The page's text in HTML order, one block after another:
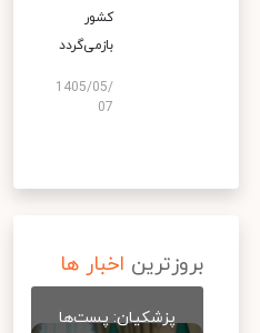
کشور
بازمی‌گردد
1405/05/
07
بروزترین اخبار ها
پزشکیان: پست‌ها